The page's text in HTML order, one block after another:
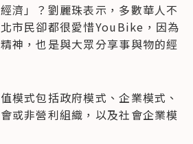
濟」？劉麗珠表示，多數華人不
市民卻都很愛惜YouBike，因為
神，也是與大眾分享事與物的經
模式包括政府模式、企業模式、
或非營利組織，以及社會企業模